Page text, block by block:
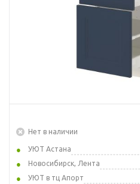
Нет в наличии
УЮТ Астана
Новосибирск, Лента
УЮТ в тц Апорт